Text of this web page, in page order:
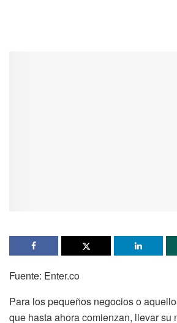
Fuente: Enter.co
Para los pequeños negocios o
que hasta ahora comienzan, llevar su